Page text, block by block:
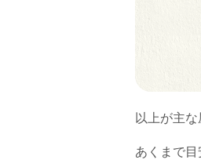
以上が主
あくまで目